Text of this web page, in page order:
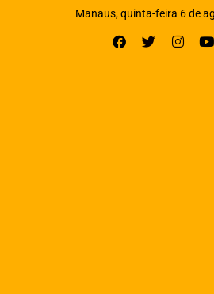
Manaus, quinta-feira 6 de